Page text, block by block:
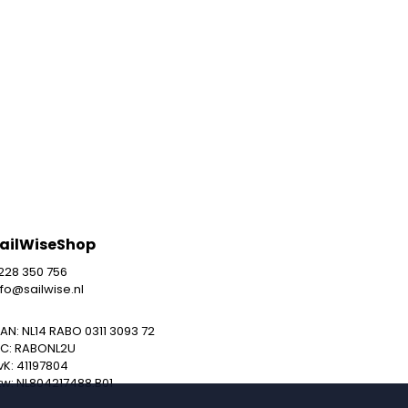
350 756
NL14 RABO 0311 3093 72
RABONL2U
41197804
NL804217488.B01